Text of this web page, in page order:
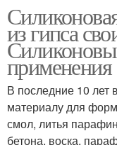
из гипса
применения
В последние 10 лет
материалу для
смол, литья
бетона, воска,